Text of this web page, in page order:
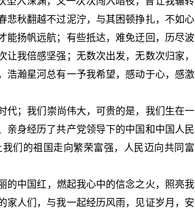
悲秋翻越不过泥泞，与其困顿挣扎，不如心
能扬帆远航；有些抵达，难免迂回，历尽波
我倍感坚强；无数次出发，无数次归家，
浩瀚星河总有一予我希望，感动于心，感激
代；我们崇尚伟大，可贵的是，我们生在一
亲身经历了共产党领导下的中国和中国人民
们的祖国走向繁荣富强，人民迈向共同富
的中国红，燃起我心中的信念之火，照亮我
家人们，与我一起经历风雨，见证岁月，安